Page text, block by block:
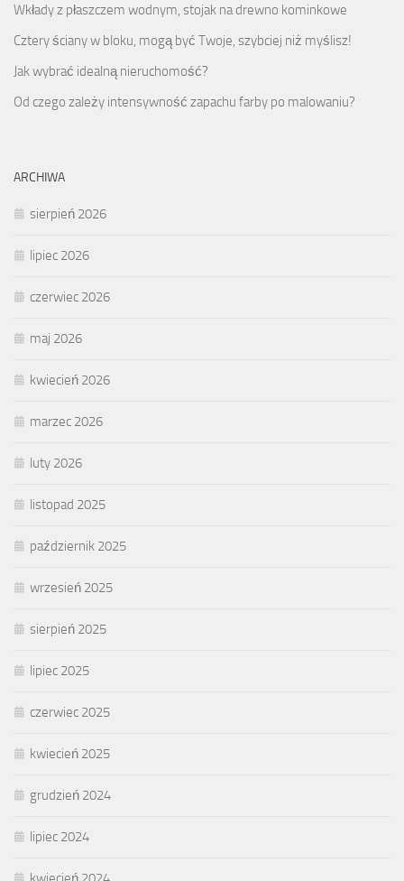
Wkłady z płaszczem wodnym, stojak na drewno kominkowe
Cztery ściany w bloku, mogą być Twoje, szybciej niż myślisz!
Jak wybrać idealną nieruchomość?
Od czego zależy intensywność zapachu farby po malowaniu?
ARCHIWA
sierpień 2026
lipiec 2026
czerwiec 2026
maj 2026
kwiecień 2026
marzec 2026
luty 2026
listopad 2025
październik 2025
wrzesień 2025
sierpień 2025
lipiec 2025
czerwiec 2025
kwiecień 2025
grudzień 2024
lipiec 2024